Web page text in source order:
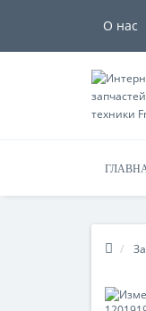
О нас